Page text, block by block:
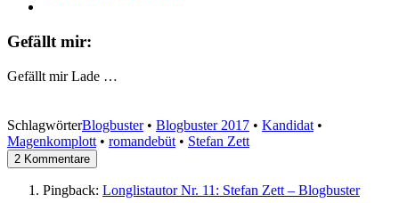
Gefällt mir:
Gefällt mir Lade …
SchlagwörterBlogbuster• Blogbuster 2017 • Kandidat •
Magenkomplott • romandebüt • Stefan Zett
2 Kommentare
Pingback: Longlistautor Nr. 11: Stefan Zett – Blogbuster